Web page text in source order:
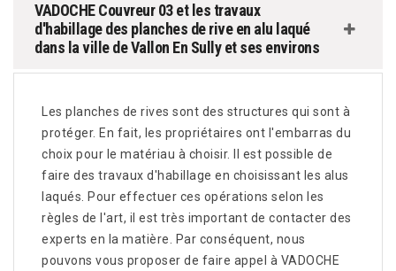
VADOCHE Couvreur 03 et les travaux
d'habillage des planches de rive en alu laqué
dans la ville de Vallon En Sully et ses environs
Les planches de rives sont des structures qui sont à
protéger. En fait, les propriétaires ont l'embarras du
choix pour le matériau à choisir. Il est possible de
faire des travaux d'habillage en choisissant les alus
laqués. Pour effectuer ces opérations selon les
règles de l'art, il est très important de contacter des
experts en la matière. Par conséquent, nous
pouvons vous proposer de faire appel à VADOCHE